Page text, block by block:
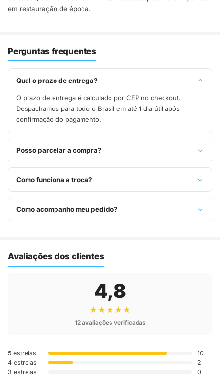
em restauração de época.
Perguntas frequentes
Qual o prazo de entrega?
O prazo de entrega é calculado por CEP no checkout.
Despachamos para todo o Brasil em até 1 dia útil após
confirmação do pagamento.
Posso parcelar a compra?
Sim, parcelamos em até 10x sem juros no cartão de crédito,
ou pague à vista no Pix com 8% de desconto.
Como funciona a troca?
Você tem 7 dias após o recebimento para solicitar troca.
Basta entrar em contato pelo WhatsApp ou e-mail.
Como acompanho meu pedido?
Avaliações dos clientes
4,8
★★★★★
12 avaliações verificadas
5 estrelas
10
4 estrelas
2
3 estrelas
0